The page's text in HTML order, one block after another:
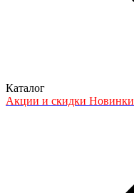
Каталог
Акции и скидки Новинки